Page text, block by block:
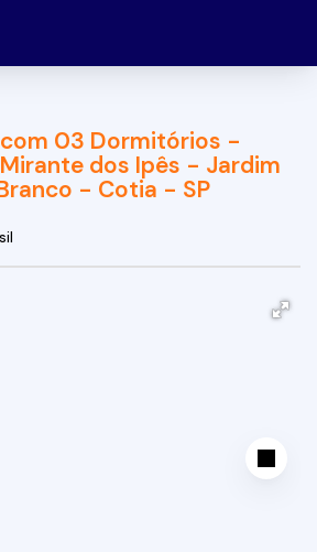
03 Dormitórios -
dos Ipês - Jardim
- Cotia - SP